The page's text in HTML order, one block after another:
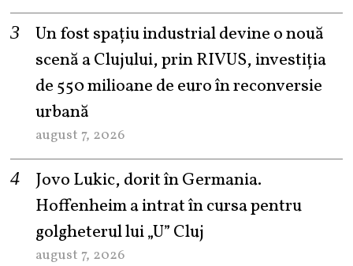
Un fost spațiu industrial devine o nouă
scenă a Clujului, prin RIVUS, investiția
de 550 milioane de euro în reconversie
urbană
august 7, 2026
Jovo Lukic, dorit în Germania.
Hoffenheim a intrat în cursa pentru
golgheterul lui „U” Cluj
august 7, 2026